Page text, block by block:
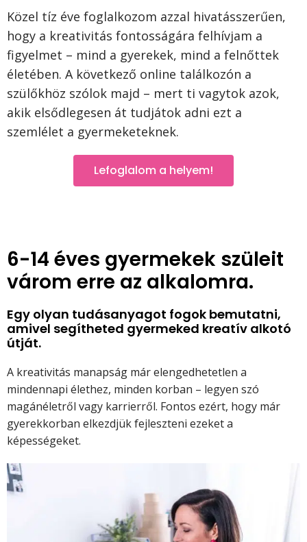
Közel tíz éve foglalkozom azzal hivatásszerűen,
hogy a kreativitás fontosságára felhívjam a
figyelmet – mind a gyerekek, mind a felnőttek
életében. A következő online találkozón a
szülőkhöz szólok majd – mert ti vagytok azok,
akik elsődlegesen át tudjátok adni ezt a
szemlélet a gyermeketeknek.
Lefoglalom a helyem!
6-14 éves gyermekek szüleit
várom erre az alkalomra.
Egy olyan tudásanyagot fogok bemutatni,
amivel segítheted gyermeked kreatív alkotó
útját.
A kreativitás manapság már elengedhetetlen a
mindennapi élethez, minden korban – legyen szó
magánéletről vagy karrierről. Fontos ezért, hogy már
gyerekkorban elkezdjük fejleszteni ezeket a
képességeket.